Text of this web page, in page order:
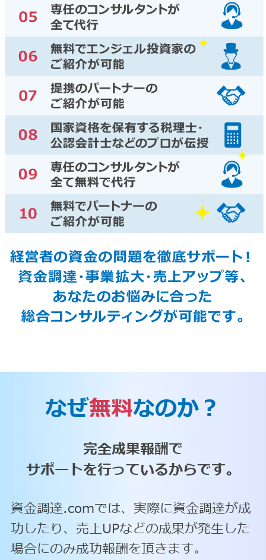
なぜ無料なのか？
完全成果報酬で
サポートを行っているからです。
資金調達.comでは、実際に資金調達が成
功したり、売上UPなどの成果が発生した
場合にのみ成功報酬を頂きます。